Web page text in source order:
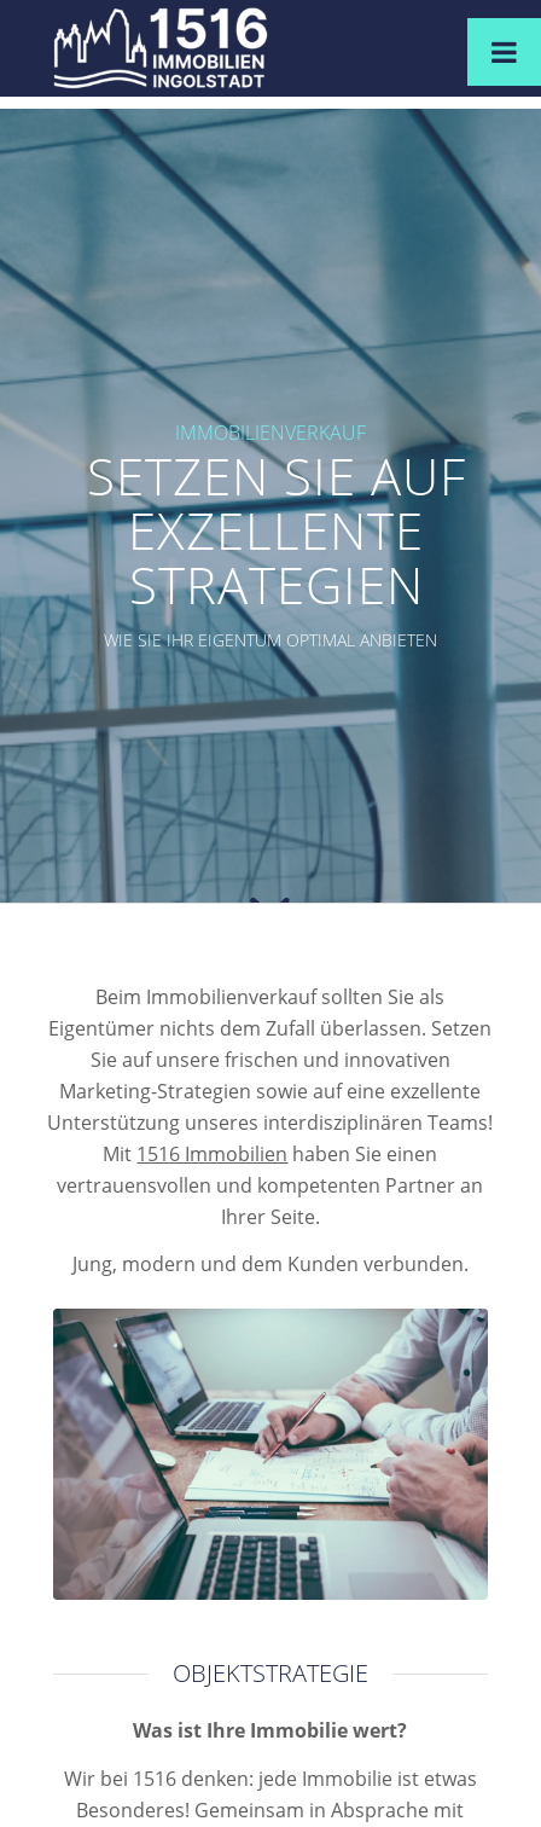
IMMOBILIENVERKAUF
SETZEN SIE AUF
EXZELLENTE
STRATEGIEN
WIE SIE IHR EIGENTUM OPTIMAL ANBIETEN
Beim Immobilienverkauf sollten Sie als
Eigentümer nichts dem Zufall überlassen. Setzen
Sie auf unsere frischen und innovativen
Marketing-Strategien sowie auf eine exzellente
Unterstützung unseres interdisziplinären Teams!
Mit 1516 Immobilien haben Sie einen
vertrauensvollen und kompetenten Partner an
Ihrer Seite.
Jung, modern und dem Kunden verbunden.
OBJEKTSTRATEGIE
Was ist Ihre Immobilie wert?
Wir bei 1516 denken: jede Immobilie ist etwas
Besonderes! Gemeinsam in Absprache mit